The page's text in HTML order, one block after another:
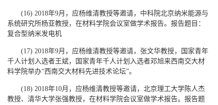
(16) 2018年9月，应杨维清教授等邀请，中科院北京纳米能源与
系统研究所杨亚教授，在材料学院会议室做学术报告。报告题目：
复合型纳米发电机
(17) 2018年9月，应杨维清教授等邀请，张文华教授，国家青年
千人计划入选者王斌，国家青年千人计划入选者邓旭来西南交大材
料学院举办“西南交大材料先进技术论坛”。
(18) 2018年10月，应杨维清教授等邀请，北京理工大学陈人杰
教授、清华大学张强教授，在材料学院会议室做学术报告。报告题